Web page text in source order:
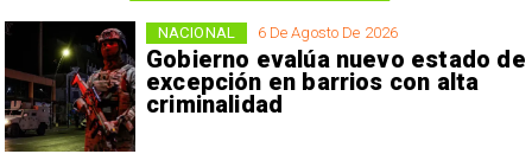
6 De Agosto De 2026
Gobierno evalúa nuevo estado de
excepción en barrios con alta
criminalidad
NACIONAL